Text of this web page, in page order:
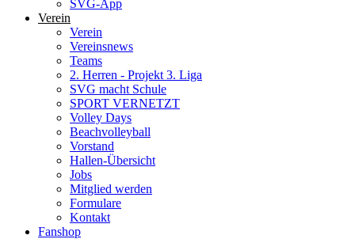
SVG-App
Verein
Verein
Vereinsnews
Teams
2. Herren - Projekt 3. Liga
SVG macht Schule
SPORT VERNETZT
Volley Days
Beachvolleyball
Vorstand
Hallen-Übersicht
Jobs
Mitglied werden
Formulare
Kontakt
Fanshop